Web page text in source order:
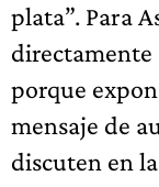
plata”. Para
directamente
porque
mensaje de
discuten en